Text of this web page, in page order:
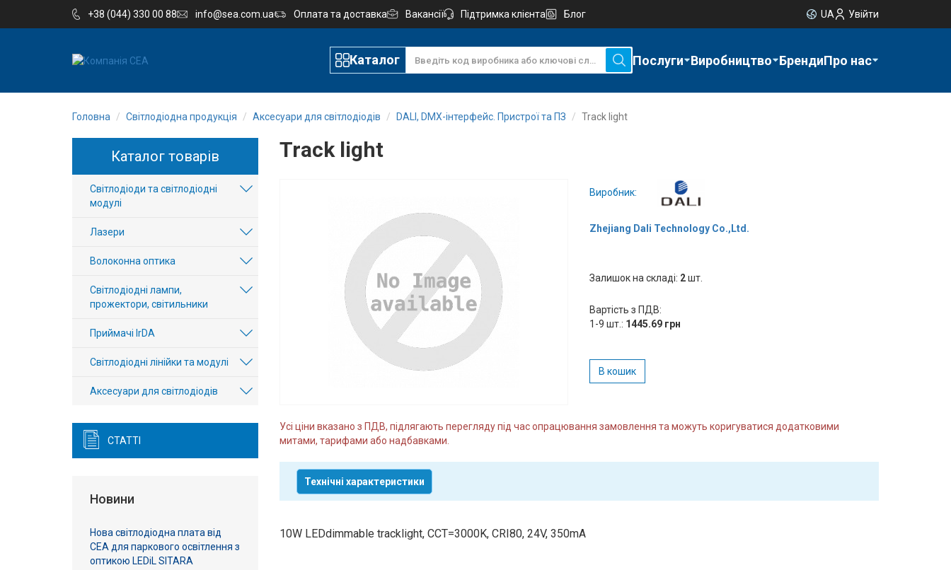
+38 (044) 330 00 88 info@sea.com.ua Оплата та доставка Вакансії Підтримка клієнта Блог UA Увійти
Каталог Послуги Виробництво БрендиПро нас
Компанія
Виробництво
Послуги
Новини
Вакансії
авторизація
Виробники
Контакти
Доставка
Головна Світлодіодна продукція Аксесуари для світлодіодів DALI, DMX-інтерфейс. Пристрої та ПЗ Track light
Track light
Виробник:
Zhejiang Dali Technology Co.,Ltd.
Залишок на складі: 2шт.
Вартість з ПДВ:
1-9 шт.: 1445.69 грн
В кошик
Усі ціни вказано з ПДВ, підлягають перегляду під час опрацювання замовлення та можуть коригуватися додатковими
митами, тарифами або надбавками.
Технічні характеристики
10W LEDdimmable tracklight, CCT=3000K, CRI80, 24V, 350mA
Каталог товарів
Світлодіоди та світлодіодні
модулі
Лазери
Волоконна оптика
Світлодіодні лампи,
прожектори, світильники
Приймачі IrDA
Світлодіодні лінійки та модулі
Аксесуари для світлодіодів
СТАТТІ
Новини
Нова світлодіодна плата від
СЕА для паркового освітлення з
оптикою LEDiL SITARA